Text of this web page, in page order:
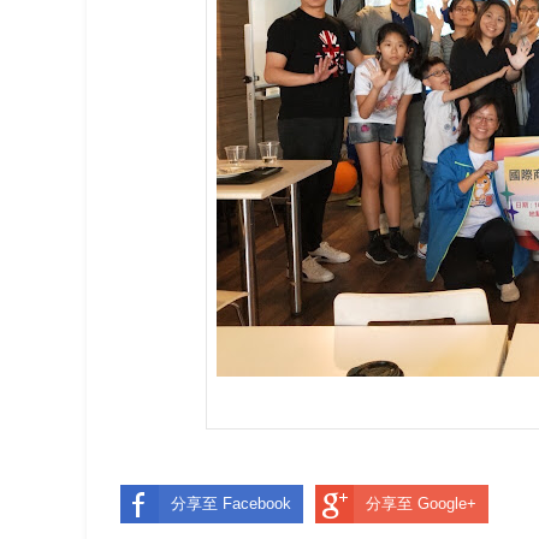
分享至 Facebook 分享至 Google+